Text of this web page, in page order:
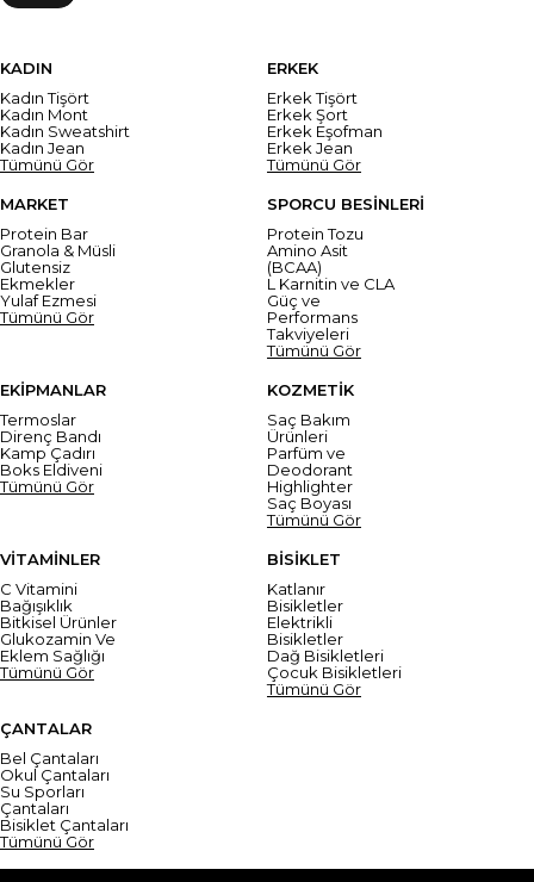
KADIN
Kadın Tişört
Kadın Mont
Kadın Sweatshirt
Kadın Jean
Tümünü Gör
ERKEK
Erkek Tişört
Erkek Şort
Erkek Eşofman
Erkek Jean
Tümünü Gör
MARKET
Protein Bar
Granola & Müsli
Glutensiz
Ekmekler
Yulaf Ezmesi
Tümünü Gör
SPORCU BESİNLERİ
Protein Tozu
Amino Asit
(BCAA)
L Karnitin ve CLA
Güç ve
Performans
Takviyeleri
Tümünü Gör
EKİPMANLAR
Termoslar
Direnç Bandı
Kamp Çadırı
Boks Eldiveni
Tümünü Gör
KOZMETİK
Saç Bakım
Ürünleri
Parfüm ve
Deodorant
Highlighter
Saç Boyası
Tümünü Gör
VİTAMİNLER
C Vitamini
Bağışıklık
Bitkisel Ürünler
Glukozamin Ve
Eklem Sağlığı
Tümünü Gör
BİSİKLET
Katlanır
Bisikletler
Elektrikli
Bisikletler
Dağ Bisikletleri
Çocuk Bisikletleri
Tümünü Gör
ÇANTALAR
Bel Çantaları
Okul Çantaları
Su Sporları
Çantaları
Bisiklet Çantaları
Tümünü Gör